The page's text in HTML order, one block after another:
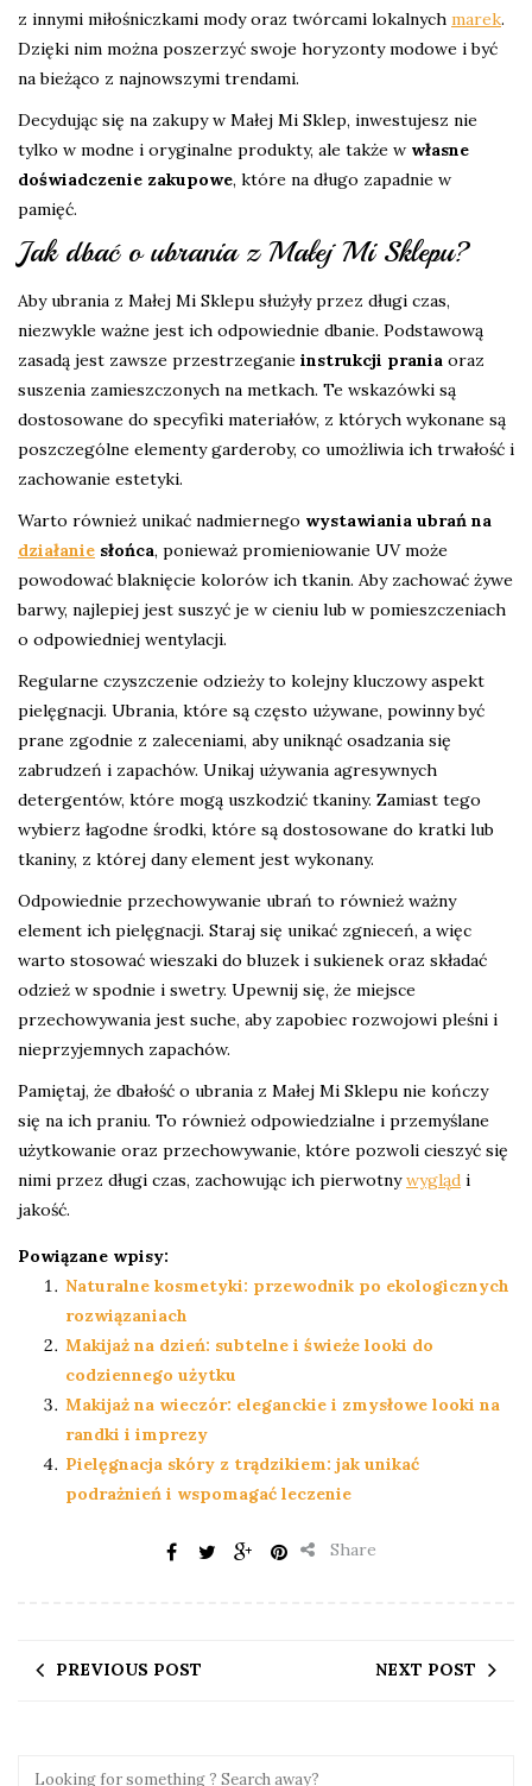
z innymi miłośniczkami mody oraz twórcami lokalnych marek.
Dzięki nim można poszerzyć swoje horyzonty modowe i być
na bieżąco z najnowszymi trendami.
Decydując się na zakupy w Małej Mi Sklep, inwestujesz nie
tylko w modne i oryginalne produkty, ale także w własne
doświadczenie zakupowe, które na długo zapadnie w
pamięć.
Jak dbać o ubrania z Małej Mi Sklepu?
Aby ubrania z Małej Mi Sklepu służyły przez długi czas,
niezwykle ważne jest ich odpowiednie dbanie. Podstawową
zasadą jest zawsze przestrzeganie instrukcji prania oraz
suszenia zamieszczonych na metkach. Te wskazówki są
dostosowane do specyfiki materiałów, z których wykonane są
poszczególne elementy garderoby, co umożliwia ich trwałość i
zachowanie estetyki.
Warto również unikać nadmiernego wystawiania ubrań na
działanie słońca, ponieważ promieniowanie UV może
powodować blaknięcie kolorów ich tkanin. Aby zachować żywe
barwy, najlepiej jest suszyć je w cieniu lub w pomieszczeniach
o odpowiedniej wentylacji.
Regularne czyszczenie odzieży to kolejny kluczowy aspekt
pielęgnacji. Ubrania, które są często używane, powinny być
prane zgodnie z zaleceniami, aby uniknąć osadzania się
zabrudzeń i zapachów. Unikaj używania agresywnych
detergentów, które mogą uszkodzić tkaniny. Zamiast tego
wybierz łagodne środki, które są dostosowane do kratki lub
tkaniny, z której dany element jest wykonany.
Odpowiednie przechowywanie ubrań to również ważny
element ich pielęgnacji. Staraj się unikać zgnieceń, a więc
warto stosować wieszaki do bluzek i sukienek oraz składać
odzież w spodnie i swetry. Upewnij się, że miejsce
przechowywania jest suche, aby zapobiec rozwojowi pleśni i
nieprzyjemnych zapachów.
Pamiętaj, że dbałość o ubrania z Małej Mi Sklepu nie kończy
się na ich praniu. To również odpowiedzialne i przemyślane
użytkowanie oraz przechowywanie, które pozwoli cieszyć się
nimi przez długi czas, zachowując ich pierwotnywygląd i
jakość.
Powiązane wpisy:
Naturalne kosmetyki: przewodnik po ekologicznych
rozwiązaniach
Makijaż na dzień: subtelne i świeże looki do
codziennego użytku
Makijaż na wieczór: eleganckie i zmysłowe looki na
randki i imprezy
Pielęgnacja skóry z trądzikiem: jak unikać
podrażnień i wspomagać leczenie
Share
PREVIOUS POST NEXT POST